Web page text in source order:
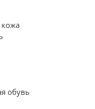
кожа
обувь